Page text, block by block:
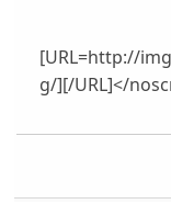
[URL=http://
g/][/